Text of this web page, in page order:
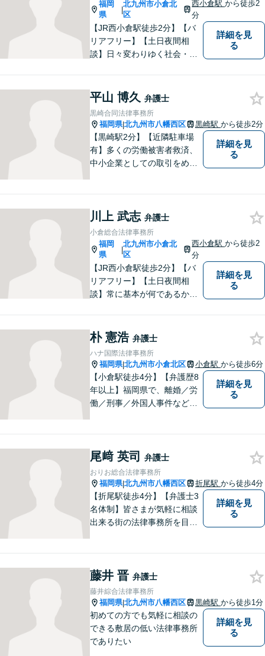
福岡
県
|
北九州市小倉北
区
西小倉駅から徒歩2
分
【JR西小倉駅徒歩2分】【バ
リアフリー】【土日夜間相
談】日々変わりゆく社会・法
だける良質なサービスを提供
できるよう日々研鑽に努めて
まいります。お気軽にご相談
ください。
詳細を見
る
平山 博久 弁護士
黒崎合同法律事務所
福岡県|北九州市八幡西区 黒崎駅 から徒歩2分
【黒崎駅2分】【近隣駐車場
有】多くの労働被害者救済、
中小企業としての取引をめぐ
イスを行うことができます。
どんなことでもお気軽にご相
談ください。
詳細を見
る
川上 武志 弁護士
小倉総合法律事務所
福岡
県
|
北九州市小倉北
区
西小倉駅から徒歩2
分
【JR西小倉駅徒歩2分】【バ
リアフリー】【土日夜間相
談】常に基本が何であるかを
ことを忘れずに日々研鑽に努
めてまいりたいと考えており
ます。お気軽にご相談くださ
い。
詳細を見
る
朴 憲浩 弁護士
ハナ国際法律事務所
福岡県|北九州市小倉北区 小倉駅 から徒歩6分
【小倉駅徒歩4分】【弁護歴8
年以上】福岡県で、離婚／労
働／刑事／外国人事件などに
会話のキャッチボールを積み
重ねながら解決へと動いてま
いります。【韓国語対応可】
詳細を見
る
尾﨑 英司 弁護士
おりお総合法律事務所
福岡県|北九州市八幡西区 折尾駅 から徒歩4分
【折尾駅徒歩4分】【弁護士3
名体制】皆さまが気軽に相談
出来る街の法律事務所を目指
倫慰謝料のご相談は初回無料
です。【夜間・土日対応】
詳細を見
る
藤井 晋 弁護士
藤井綜合法律事務所
福岡県|北九州市八幡西区 黒崎駅 から徒歩1分
初めての方でも気軽に相談の
できる敷居の低い法律事務所
でありたい
詳細を見
る